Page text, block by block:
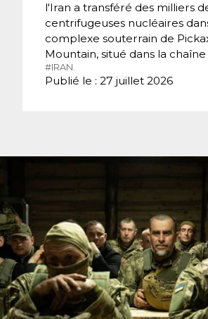
l'Iran a transféré des milliers
centrifugeuses nucléaires
complexe souterrain de
Mountain, situé dans la
#IRAN.
Publié le : 27 juillet 2026